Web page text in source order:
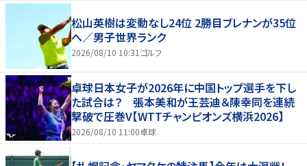
松山英樹は変動なし24位 2勝目ブレナンが35位
へ／男子世界ランク
2026/08/10 10:31 ゴルフ
卓球日本女子が2026年に中国トップ選手を下し
た試合は？ 張本美和が王芸迪＆陳幸同を連続
撃破で圧巻V【WTTチャンピオンズ横浜2026】
2026/08/10 11:00卓球